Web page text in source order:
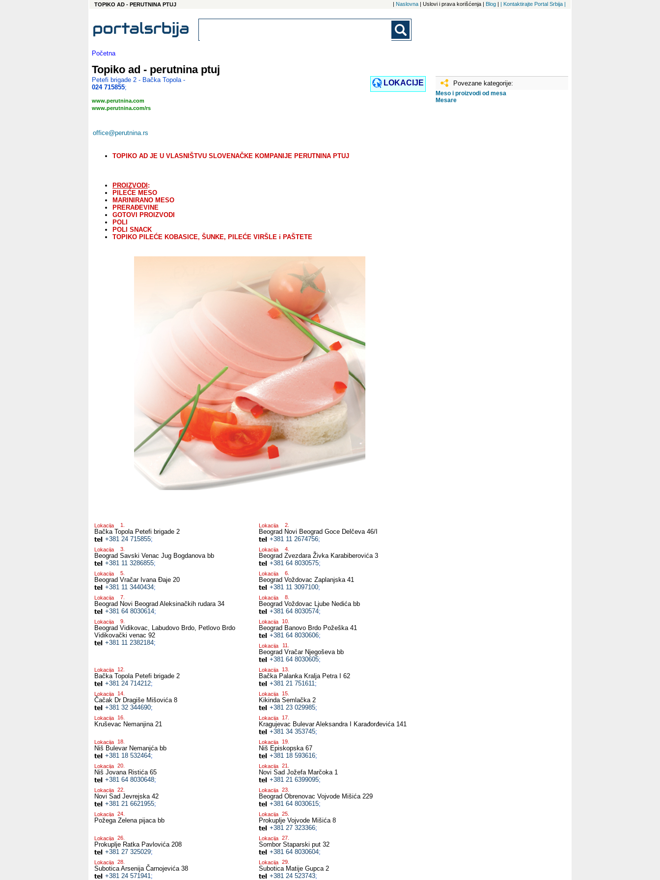
TOPIKO AD - PERUTNINA PTUJ | Naslovna | Uslovi i prava korišćenja | Blog | | Kontaktirajte Portal Srbija |
Početna
Topiko ad - perutnina ptuj
office@perutnina.rs
TOPIKO AD JE U VLASNIŠTVU SLOVENAČKE KOMPANIJE PERUTNINA PTUJ
PROIZVODI :
PILEĆE MESO
MARINIRANO MESO
PRERAĐEVINE
GOTOVI PROIZVODI
POLI
POLI SNACK
TOPIKO PILEĆE KOBASICE, ŠUNKE, PILEĆE VIRŠLE i PAŠTETE
Petefi brigade 2 - Bačka Topola -
024 715855;
LOKACIJE
www.perutnina.com
www.perutnina.com/rs
Lokacija
Bačka Topola Petefi brigade 2
+381 24 715855;
Lokacija
Beograd Novi Beograd Goce Delčeva 46/I
+381 11 2674756;
Lokacija
Beograd Savski Venac Jug Bogdanova bb
+381 11 3286855;
Lokacija
Beograd Zvezdara Živka Karabiberovića 3
+381 64 8030575;
Lokacija
Beograd Vračar Ivana Đaje 20
+381 11 3440434;
Lokacija
Beograd Voždovac Zaplanjska 41
+381 11 3097100;
Lokacija
Beograd Novi Beograd Aleksinačkih rudara 34
+381 64 8030614;
Lokacija
Beograd Voždovac Ljube Nedića bb
+381 64 8030574;
Lokacija
Beograd Vidikovac, Labudovo Brdo, Petlovo Brdo
Vidikovački venac 92
+381 11 2382184;
Lokacija
Beograd Banovo Brdo Požeška 41
+381 64 8030606;
Lokacija
Beograd Vračar Njegoševa bb
+381 64 8030605;
Lokacija
Bačka Topola Petefi brigade 2
+381 24 714212;
Lokacija
Bačka Palanka Kralja Petra I 62
+381 21 751611;
Lokacija
Čačak Dr Dragiše Mišovića 8
+381 32 344690;
Lokacija
Kikinda Semlačka 2
+381 23 029985;
Lokacija
Kruševac Nemanjina 21
Lokacija
Kragujevac Bulevar Aleksandra I Karađorđevića 141
+381 34 353745;
Lokacija
Niš Bulevar Nemanjća bb
+381 18 532464;
Lokacija
Niš Episkopska 67
+381 18 593616;
Lokacija
Niš Jovana Ristića 65
+381 64 8030648;
Lokacija
Novi Sad Jožefa Marčoka 1
+381 21 6399095;
Lokacija
Novi Sad Jevrejska 42
+381 21 6621955;
Lokacija
Beograd Obrenovac Vojvode Mišića 229
+381 64 8030615;
Lokacija
Požega Zelena pijaca bb
Lokacija
Prokuplje Vojvode Mišića 8
+381 27 323366;
Lokacija
Prokuplje Ratka Pavlovića 208
+381 27 325029;
Lokacija
Sombor Staparski put 32
+381 64 8030604;
Lokacija
SuboticaArsenija Čarnojevića 38
+381 24 571941;
Lokacija
Subotica Matije Gupca 2
+381 24 523743;
Povezane kategorije:
Meso i proizvodi od mesa
Mesare